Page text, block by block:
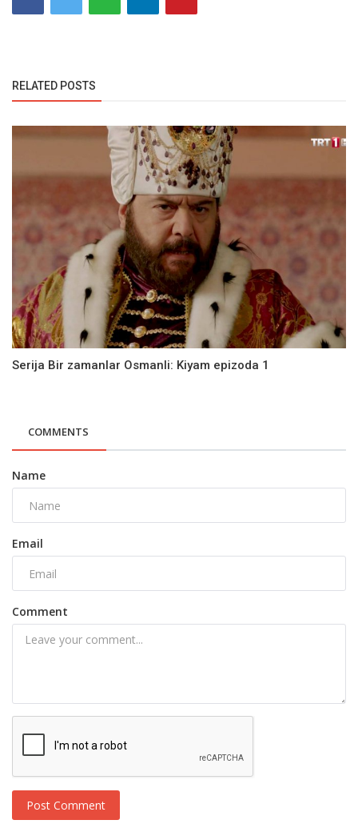
RELATED POSTS
Serija Bir zamanlar Osmanli: Kiyam epizoda 1
COMMENTS
Name
Email
Comment
Post Comment